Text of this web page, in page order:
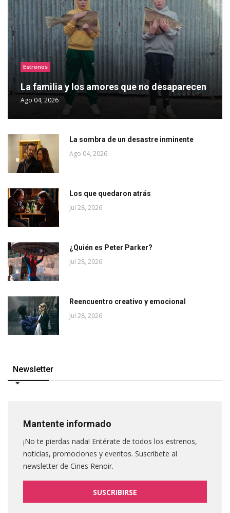
Estrenos
La familia y los amores que no desaparecen
Ago 04, 2026
La sombra de un desastre inminente
Ago 04, 2026
Los que quedaron atrás
Jul 28, 2026
¿Quién es Peter Parker?
Jul 28, 2026
Reencuentro creativo y emocional
Jul 28, 2026
Newsletter
Mantente informado
¡No te pierdas nada! Entérate de todos los estrenos,
noticias, promociones y eventos. Suscribete al
newsletter de Cines Renoir.
SUSCRIBIRSE